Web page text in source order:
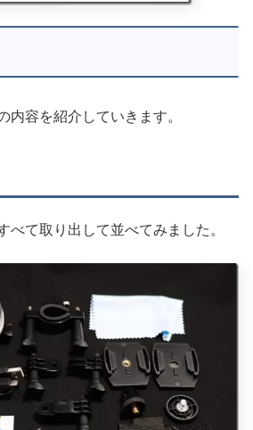
内容を紹介していきます。
べて取り出して並べてみました。